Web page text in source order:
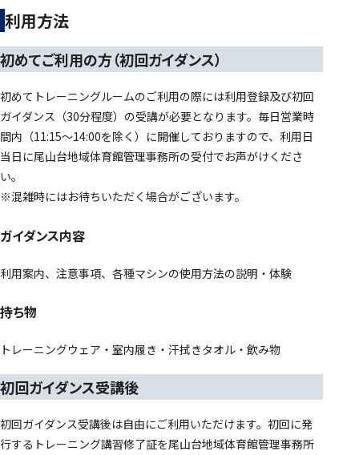
利用方法
初めてご利用の方（初回ガイダンス）
初めてトレーニングルームのご利用の際には利用登録及び初回
ガイダンス（30分程度）の受講が必要となります。毎日営業時
間内（11:15～14:00を除く）に開催しておりますので、利用日
当日に尾山台地域体育館管理事務所の受付でお声がけくださ
い。
※混雑時にはお待ちいただく場合がございます。
ガイダンス内容
利用案内、注意事項、各種マシンの使用方法の説明・体験
持ち物
トレーニングウェア・室内履き・汗拭きタオル・飲み物
初回ガイダンス受講後
初回ガイダンス受講後は自由にご利用いただけます。初回に発
行するトレーニング講習修了証を尾山台地域体育館管理事務所